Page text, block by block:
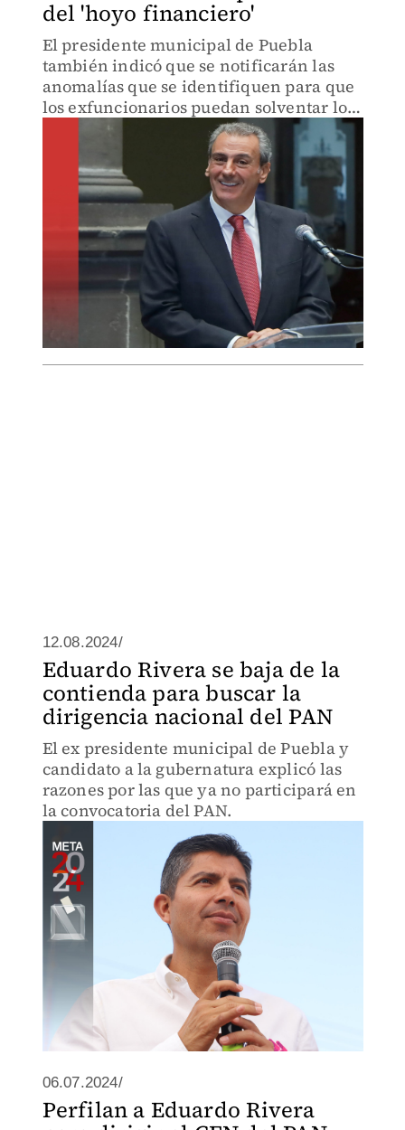
del 'hoyo financiero'
El presidente municipal de Puebla
también indicó que se notificarán las
anomalías que se identifiquen para que
los exfuncionarios puedan solventar los
12.08.2024/
Eduardo Rivera se baja de la
contienda para buscar la
dirigencia nacional del PAN
El ex presidente municipal de Puebla y
candidato a la gubernatura explicó las
razones por las que ya no participará en
la convocatoria del PAN.
06.07.2024/
Perfilan a Eduardo Rivera